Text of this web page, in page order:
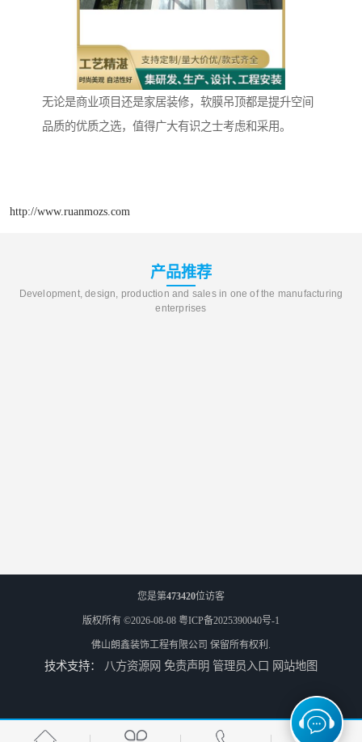
无论是商业项目还是家居装修，软膜吊顶都是提升空间
品质的优质之选，值得广大有识之士考虑和采用。
http://www.ruanmozs.com
产品推荐
Development, design, production and sales in one of the manufacturing
enterprises
您是第473420位访客
版权所有 ©2026-08-08 粤ICP备2025390040号-1
佛山朗鑫装饰工程有限公司 保留所有权利.
技术支持： 八方资源网 免责声明 管理员入口 网站地图